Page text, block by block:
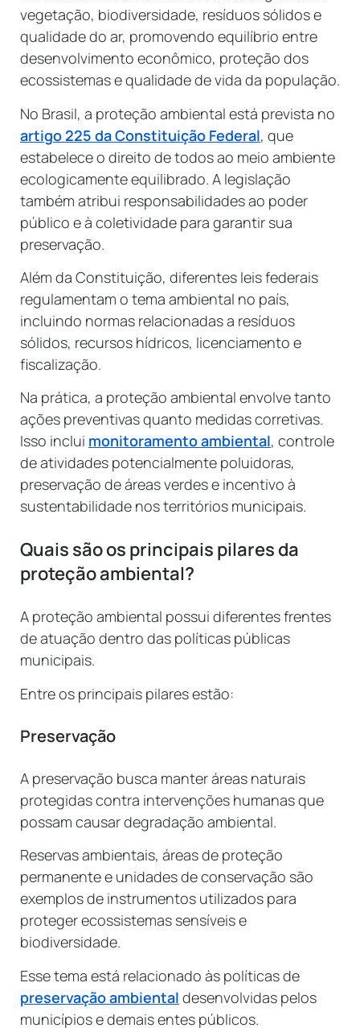
vegetação, biodiversidade, resíduos sólidos e
qualidade do ar, promovendo equilíbrio entre
desenvolvimento econômico, proteção dos
ecossistemas e qualidade de vida da população.
No Brasil, a proteção ambiental está prevista no
artigo 225 da Constituição Federal, que
estabelece o direito de todos ao meio ambiente
ecologicamente equilibrado. A legislação
também atribui responsabilidades ao poder
público e à coletividade para garantir sua
preservação.
Além da Constituição, diferentes leis federais
regulamentam o tema ambiental no país,
incluindo normas relacionadas a resíduos
sólidos, recursos hídricos, licenciamento e
fiscalização.
Na prática, a proteção ambiental envolve tanto
ações preventivas quanto medidas corretivas.
Isso inclui monitoramento ambiental, controle
de atividades potencialmente poluidoras,
preservação de áreas verdes e incentivo à
sustentabilidade nos territórios municipais.
Quais são os principais pilares da
proteção ambiental?
A proteção ambiental possui diferentes frentes
de atuação dentro das políticas públicas
municipais.
Entre os principais pilares estão:
Preservação
A preservação busca manter áreas naturais
protegidas contra intervenções humanas que
possam causar degradação ambiental.
Reservas ambientais, áreas de proteção
permanente e unidades de conservação são
exemplos de instrumentos utilizados para
proteger ecossistemas sensíveis e
biodiversidade.
Esse tema está relacionado às políticas de
preservação ambiental desenvolvidas pelos
municípios e demais entes públicos.